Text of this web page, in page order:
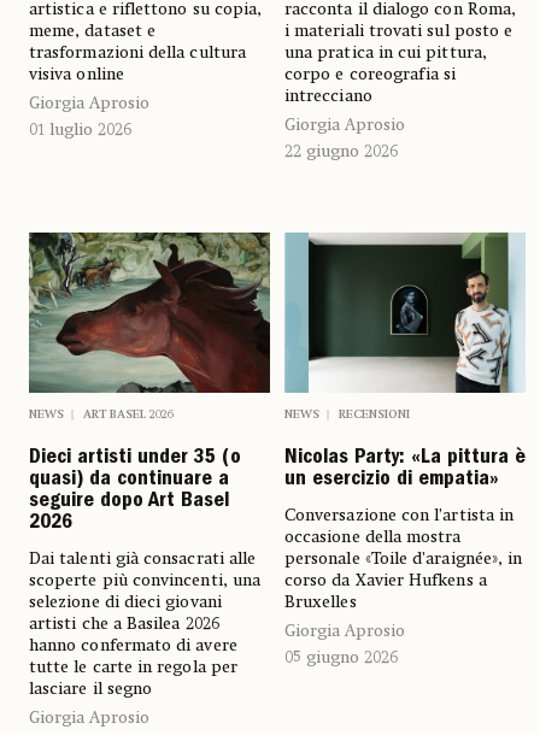
artistica e riflettono su copia,
meme, dataset e
trasformazioni della cultura
visiva online
Giorgia Aprosio
01 luglio 2026
racconta il dialogo con Roma,
i materiali trovati sul posto e
una pratica in cui pittura,
corpo e coreografia si
intrecciano
Giorgia Aprosio
22 giugno 2026
NEWS ART BASEL 2026
Dieci artisti under 35 (o
quasi) da continuare a
seguire dopo Art Basel
2026
Dai talenti già consacrati alle
scoperte più convincenti, una
selezione di dieci giovani
artisti che a Basilea 2026
hanno confermato di avere
tutte le carte in regola per
lasciare il segno
Giorgia Aprosio
NEWS RECENSIONI
Nicolas Party: «La pittura è
un esercizio di empatia»
Conversazione con l’artista in
occasione della mostra
personale «Toile d’araignée», in
corso da Xavier Hufkens a
Bruxelles
Giorgia Aprosio
05 giugno 2026